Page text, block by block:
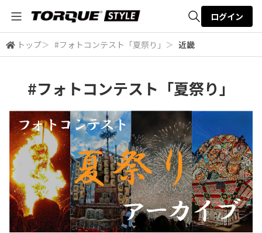
全体検索
ログイン
トップ＞ #フォトコンテスト「夏祭り」 ＞ 近畿
#フォトコンテスト「夏祭り」